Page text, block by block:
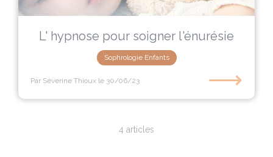
L' hypnose pour soigner l'énurésie
Sophrologie Enfants
Par Séverine Thioux le 30/06/23 ⟶
4 articles